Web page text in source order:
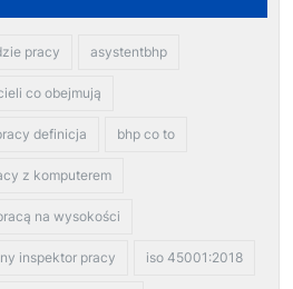
pracy asystentbhp
co obejmują
definicja bhp co to
z komputerem
na wysokości
inspektor pracy iso 45001:2018